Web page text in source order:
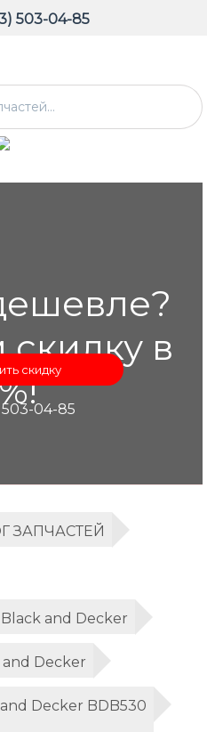
503-04-85
в
скидку
04-85
ЗАПЧАСТЕЙ
and Decker
Decker
Decker BDB530